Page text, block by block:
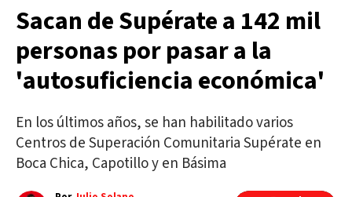
Sacan de Supérate a 142 mil
personas por pasar a la
'autosuficiencia económica'
En los últimos años, se han habilitado varios
Centros de Superación Comunitaria Supérate en
Boca Chica, Capotillo y en Básima